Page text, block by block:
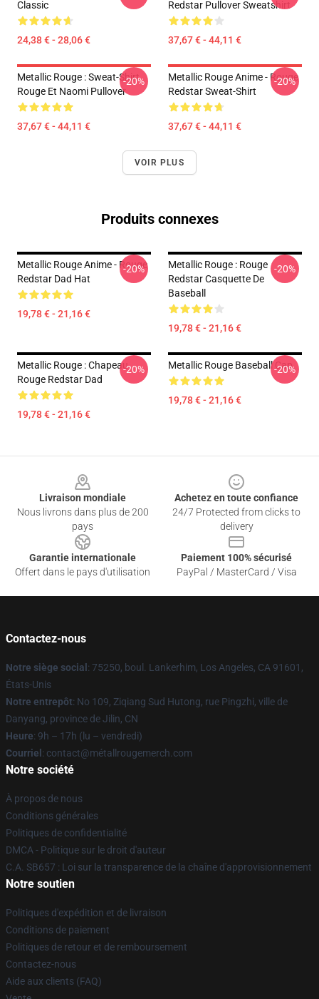
Classic
24,38 € - 28,06 €
Redstar Pullover Sweatshirt
37,67 € - 44,11 €
Metallic Rouge : Sweat-Shirt
Rouge Et Naomi Pullover
37,67 € - 44,11 €
-20%
Metallic Rouge Anime - Rouge
Redstar Sweat-Shirt
37,67 € - 44,11 €
-20%
VOIR PLUS
Produits connexes
Metallic Rouge Anime - Rouge
Redstar Dad Hat
19,78 € - 21,16 €
-20%
Metallic Rouge : Rouge
Redstar Casquette De
Baseball
19,78 € - 21,16 €
-20%
Metallic Rouge : Chapeau
Rouge Redstar Dad
19,78 € - 21,16 €
-20% Metallic Rouge Baseball Cap
19,78 € - 21,16 €
-20%
Livraison mondiale
Nous livrons dans plus de 200
pays
Achetez en toute confiance
24/7 Protected from clicks to
delivery
Garantie internationale
Offert dans le pays d'utilisation
Paiement 100% sécurisé
PayPal / MasterCard / Visa
Contactez-nous
Notre siège social : 75250, boul. Lankerhim, Los Angeles, CA 91601,
États-Unis
Notre entrepôt: No 109, Ziqiang Sud Hutong, rue Pingzhi, ville de
Danyang, province de Jilin, CN
Heure: 9h – 17h (lu – vendredi)
Courriel : contact@métallrougemerch.com
Notre société
À propos de nous
Conditions générales
Politiques de confidentialité
DMCA - Politique sur le droit d'auteur
C.A. SB657 : Loi sur la transparence de la chaîne d'approvisionnement
Notre soutien
Politiques d'expédition et de livraison
Conditions de paiement
Politiques de retour et de remboursement
Contactez-nous
Aide aux clients (FAQ)